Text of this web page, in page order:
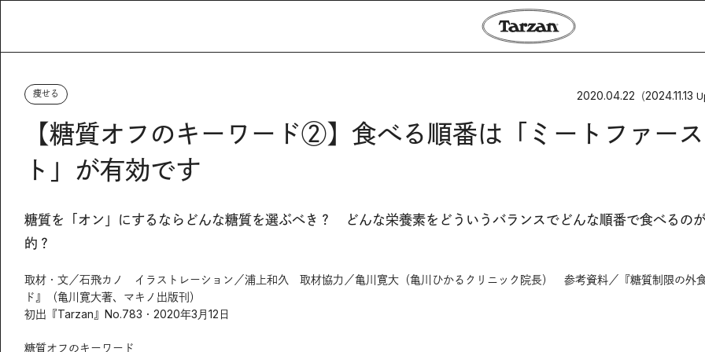
痩せる 2020.04.22 （2024.11.13
【糖質オフのキーワード②】食べる順番は「ミートファース
ト」が有効です
糖質を「オン」にするならどんな糖質を選ぶべき？ どんな栄養素をどういうバランスでどんな順番で食べるの
的？
取材・文／石飛カノ イラストレーション／浦上和久 取材協力／亀川寛大（亀川ひかるクリニック院長） 参考資料／『糖質制限の外
ド』（亀川寛大著、マキノ出版刊）
初出『Tarzan』No.783・2020年3月12日
糖質オフのキーワード